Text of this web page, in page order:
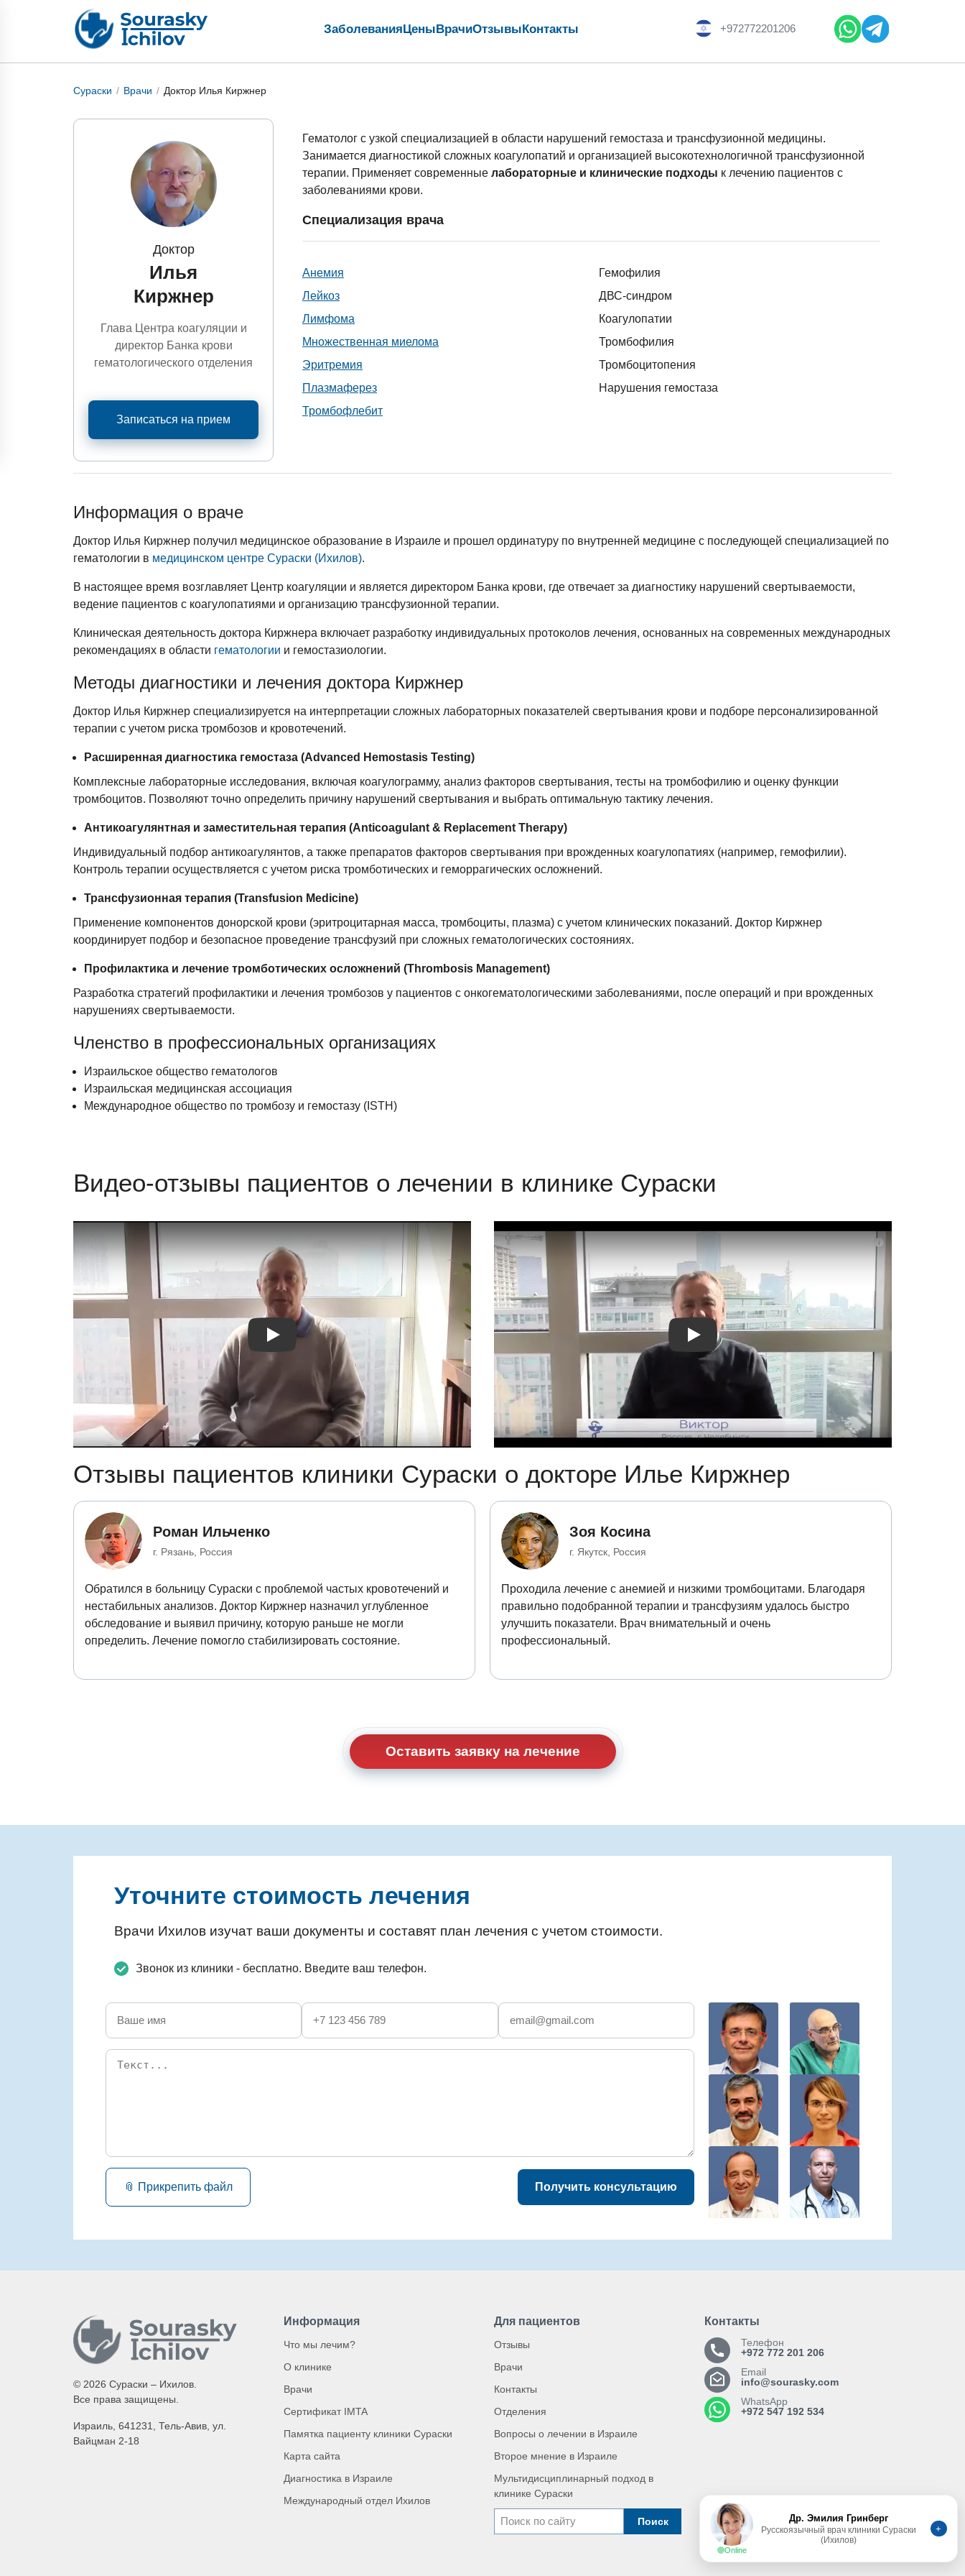
ЗаболеванияЦеныВрачиОтзывыКонтакты +972772201206
Сураски Врачи Доктор Илья Киржнер
Доктор
Илья
Киржнер
Глава Центра коагуляции и
директор Банка крови
гематологического отделения
Записаться на прием
Гематолог с узкой специализацией в области нарушений гемостаза и трансфузионной медицины.
Занимается диагностикой сложных коагулопатий и организацией высокотехнологичной трансфузионной
терапии. Применяет современные лабораторные и клинические подходы к лечению пациентов с
заболеваниями крови.
Специализация врача
Анемия
Лейкоз
Лимфома
Множественная миелома
Эритремия
Плазмаферез
Тромбофлебит
Гемофилия
ДВС-синдром
Коагулопатии
Тромбофилия
Тромбоцитопения
Нарушения гемостаза
Информация о враче
Доктор Илья Киржнер получил медицинское образование в Израиле и прошел ординатуру по внутренней медицине с последующей специализацией по
гематологии в медицинском центре Сураски (Ихилов).
В настоящее время возглавляет Центр коагуляции и является директором Банка крови, где отвечает за диагностику нарушений свертываемости,
ведение пациентов с коагулопатиями и организацию трансфузионной терапии.
Клиническая деятельность доктора Киржнера включает разработку индивидуальных протоколов лечения, основанных на современных международных
рекомендациях в области гематологии и гемостазиологии.
Методы диагностики и лечения доктора Киржнер
Доктор Илья Киржнер специализируется на интерпретации сложных лабораторных показателей свертывания крови и подборе персонализированной
терапии с учетом риска тромбозов и кровотечений.
Расширенная диагностика гемостаза (Advanced Hemostasis Testing)
Комплексные лабораторные исследования, включая коагулограмму, анализ факторов свертывания, тесты на тромбофилию и оценку функции
тромбоцитов. Позволяют точно определить причину нарушений свертывания и выбрать оптимальную тактику лечения.
Антикоагулянтная и заместительная терапия (Anticoagulant & Replacement Therapy)
Индивидуальный подбор антикоагулянтов, а также препаратов факторов свертывания при врожденных коагулопатиях (например, гемофилии).
Контроль терапии осуществляется с учетом риска тромботических и геморрагических осложнений.
Трансфузионная терапия (Transfusion Medicine)
Применение компонентов донорской крови (эритроцитарная масса, тромбоциты, плазма) с учетом клинических показаний. Доктор Киржнер
координирует подбор и безопасное проведение трансфузий при сложных гематологических состояниях.
Профилактика и лечение тромботических осложнений (Thrombosis Management)
Разработка стратегий профилактики и лечения тромбозов у пациентов с онкогематологическими заболеваниями, после операций и при врожденных
нарушениях свертываемости.
Членство в профессиональных организациях
Израильское общество гематологов
Израильская медицинская ассоциация
Международное общество по тромбозу и гемостазу (ISTH)
Видео-отзывы пациентов о лечении в клинике Сураски
Видео отзыв 1 Видео отзыв 2
Отзывы пациентов клиники Сураски о докторе Илье Киржнер
Роман Ильченко
г. Рязань, Россия
Обратился в больницу Сураски с проблемой частых кровотечений и
нестабильных анализов. Доктор Киржнер назначил углубленное
обследование и выявил причину, которую раньше не могли
определить. Лечение помогло стабилизировать состояние.
Зоя Косина
г. Якутск, Россия
Проходила лечение с анемией и низкими тромбоцитами. Благодаря
правильно подобранной терапии и трансфузиям удалось быстро
улучшить показатели. Врач внимательный и очень
профессиональный.
Оставить заявку на лечение
Уточните стоимость лечения
Врачи Ихилов изучат ваши документы и составят план лечения с учетом стоимости.
Звонок из клиники - бесплатно. Введите ваш телефон.
📎 Прикрепить файл Получить консультацию
© 2026 Сураски – Ихилов.
Все права защищены.
Израиль, 641231, Тель-Авив, ул.
Вайцман 2-18
Информация
Что мы лечим?
О клинике
Врачи
Сертификат IMTA
Памятка пациенту клиники Сураски
Карта сайта
Диагностика в Израиле
Международный отдел Ихилов
Для пациентов
Отзывы
Врачи
Контакты
Отделения
Вопросы о лечении в Израиле
Второе мнение в Израиле
Мультидисциплинарный подход в
клинике Сураски
Поиск
Контакты
Телефон
+972 772 201 206
Email
info@sourasky.com
WhatsApp
+972 547 192 534
Online
Др. Эмилия Гринберг
Русскоязычный врач клиники Сураски
(Ихилов)
+